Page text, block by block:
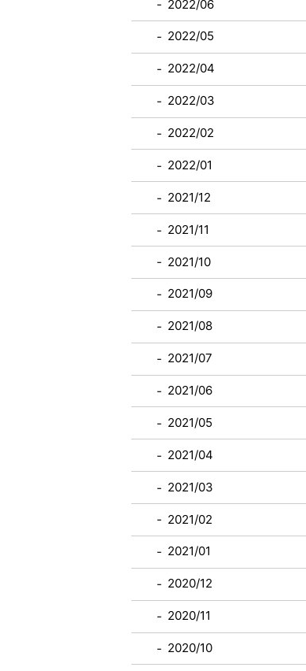
2022/06
2022/05
2022/04
2022/03
2022/02
2022/01
2021/12
2021/11
2021/10
2021/09
2021/08
2021/07
2021/06
2021/05
2021/04
2021/03
2021/02
2021/01
2020/12
2020/11
2020/10